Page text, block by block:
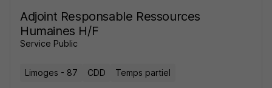
Adjoint Responsable Ressources
Humaines H/F
Service Public
Limoges - 87 CDD Temps partiel